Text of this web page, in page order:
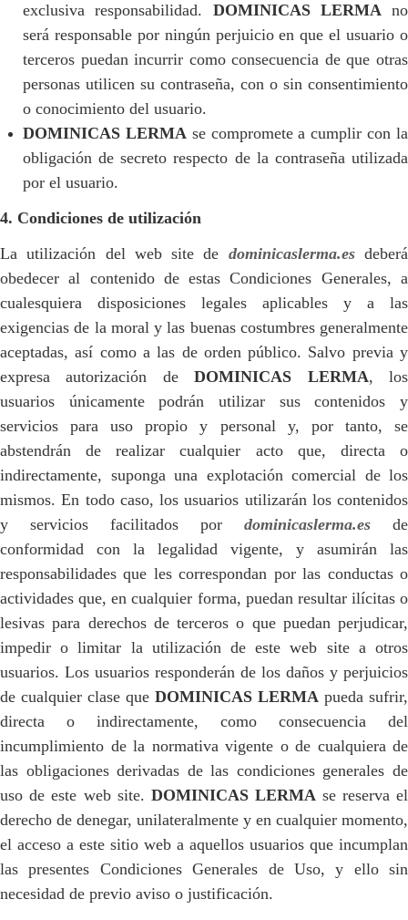
exclusiva responsabilidad. DOMINICAS LERMAno
será responsable por ningún perjuicio en que el usuario o
terceros puedan incurrir como consecuencia de que otras
personas utilicen su contraseña, con o sin consentimiento
o conocimiento del usuario.
DOMINICAS LERMAse compromete a cumplir con la
obligación de secreto respecto de la contraseña utilizada
por el usuario.
4. Condiciones de utilización
La utilización del web site de dominicaslerma.esdeberá
obedecer al contenido de estas Condiciones Generales, a
cualesquiera disposiciones legales aplicables y a las
exigencias de la moral y las buenas costumbres generalmente
aceptadas, así como a las de orden público. Salvo previa y
expresa autorización deDOMINICAS LERMA, los
usuarios únicamente podrán utilizar sus contenidos y
servicios para uso propio y personal y, por tanto, se
abstendrán de realizar cualquier acto que, directa o
indirectamente, suponga una explotación comercial de los
mismos. En todo caso, los usuarios utilizarán los contenidos
y servicios facilitados por dominicaslerma.es de
conformidad con la legalidad vigente, y asumirán las
responsabilidades que les correspondan por las conductas o
actividades que, en cualquier forma, puedan resultar ilícitas o
lesivas para derechos de terceros o que puedan perjudicar,
impedir o limitar la utilización de este web site a otros
usuarios. Los usuarios responderán de los daños y perjuicios
de cualquier clase que DOMINICAS LERMA pueda sufrir,
directa o indirectamente, como consecuencia del
incumplimiento de la normativa vigente o de cualquiera de
las obligaciones derivadas de las condiciones generales de
uso de este web site.DOMINICAS LERMA se reserva el
derecho de denegar, unilateralmente y en cualquier momento,
el acceso a este sitio web a aquellos usuarios que incumplan
las presentes Condiciones Generales de Uso, y ello sin
necesidad de previo aviso o justificación.